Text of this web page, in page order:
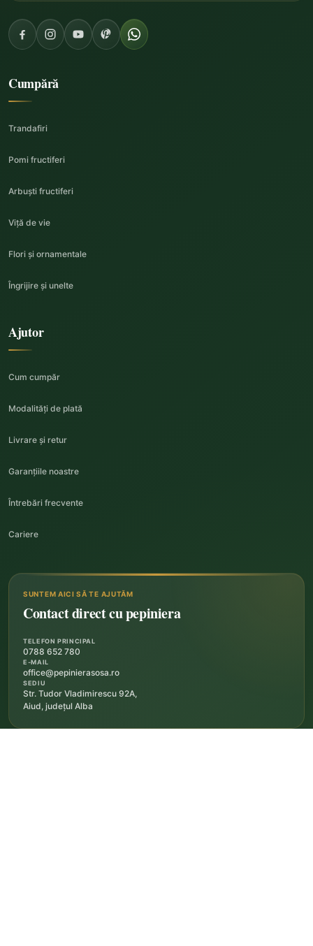
Cumpără
Trandafiri
Pomi fructiferi
Arbuști fructiferi
Viță de vie
Flori și ornamentale
Îngrijire și unelte
Ajutor
Cum cumpăr
Modalități de plată
Livrare și retur
Garanțiile noastre
Întrebări frecvente
Cariere
SUNTEM AICI SĂ TE AJUTĂM
Contact direct cu pepiniera
TELEFON PRINCIPAL
0788 652 780
E-MAIL
office@pepinierasosa.ro
SEDIU
Str. Tudor Vladimirescu 92A,
Aiud, județul Alba